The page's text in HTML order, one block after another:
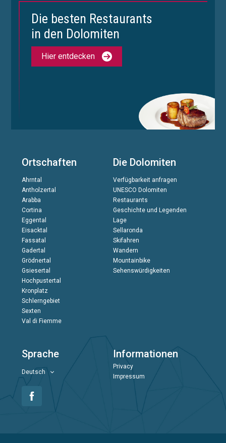
Die besten Restaurants
in den Dolomiten
Hier entdecken
Ortschaften
Ahrntal
Antholzertal
Arabba
Cortina
Eggental
Eisacktal
Fassatal
Gadertal
Grödnertal
Gsiesertal
Hochpustertal
Kronplatz
Schlerngebiet
Sexten
Val di Fiemme
Die Dolomiten
Verfügbarkeit anfragen
UNESCO Dolomiten
Restaurants
Geschichte und Legenden
Lage
Sellaronda
Skifahren
Wandern
Mountainbike
Sehenswürdigkeiten
Sprache
Deutsch
Informationen
Privacy
Impressum